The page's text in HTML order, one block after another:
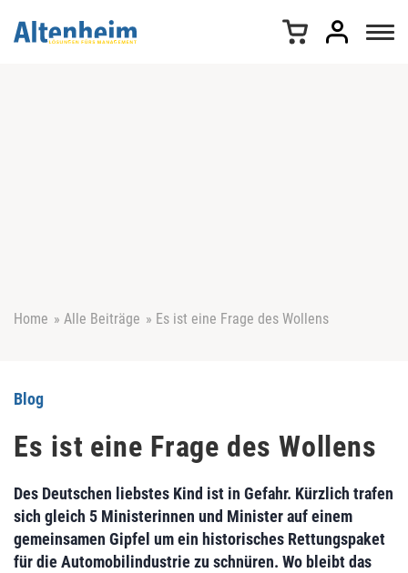
Home » Alle Beiträge » Es ist eine Frage des Wollens
Blog
Es ist eine Frage des Wollens
Des Deutschen liebstes Kind ist in Gefahr. Kürzlich trafen
sich gleich 5 Ministerinnen und Minister auf einem
gemeinsamen Gipfel um ein historisches Rettungspaket
für die Automobilindustrie zu schnüren. Wo bleibt das